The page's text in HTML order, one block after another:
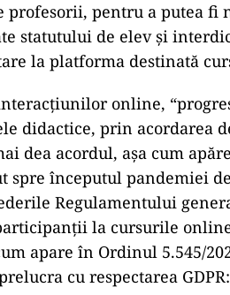
profesorii, pentru a putea fi
statutului de elev și
la platforma destinată
online,
didactice, prin acordarea
dea acordul, așa cum
spre începutul pandemiei
Regulamentului
la cursurile
apare în Ordinul 5.545/
cu respectarea GDPR: